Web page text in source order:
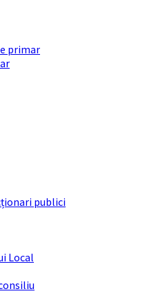
primar
publici
Local